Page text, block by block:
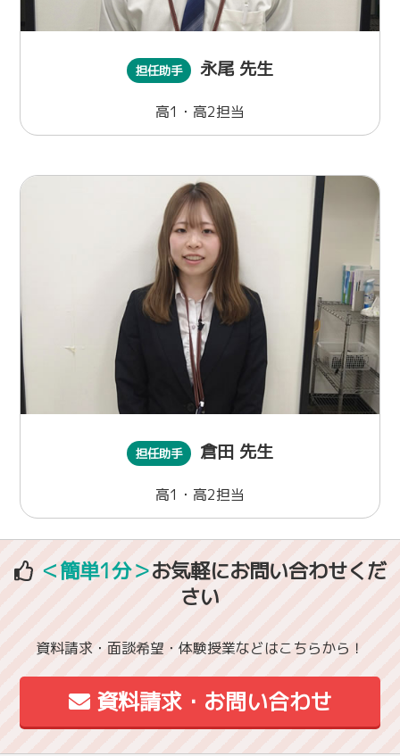
担任助手 永尾 先生
高1・高2担当
担任助手 倉田 先生
高1・高2担当
＜簡単1分＞お気軽にお問い合わせくだ
さい
資料請求・面談希望・体験授業などはこちらから！
資料請求・お問い合わせ